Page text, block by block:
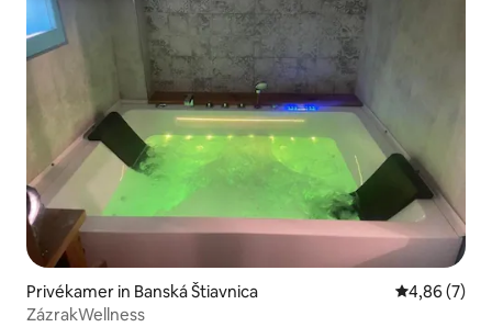
Privékamer in Banská Štiavnica Gemiddelde
4,86 (7)
ZázrakWellness